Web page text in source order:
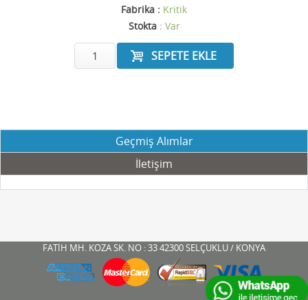
Fabrika : Kritik
Stokta: Var
Geçmiş Alımlar
İletişim
FATİH MH. KOZA SK. NO : 33 42300 SELÇUKLU / KONYA